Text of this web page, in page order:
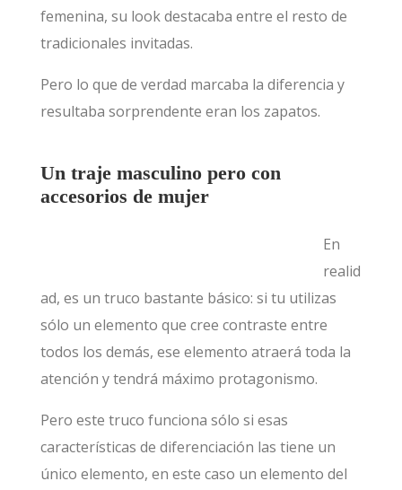
femenina, su look destacaba entre el resto de
tradicionales invitadas.
Pero lo que de verdad marcaba la diferencia y
resultaba sorprendente eran los zapatos.
Un traje masculino pero con
accesorios de mujer
En
realid
ad, es un truco bastante básico: si tu utilizas
sólo un elemento que cree contraste entre
todos los demás, ese elemento atraerá toda la
atención y tendrá máximo protagonismo.
Pero este truco funciona sólo si esas
características de diferenciación las tiene un
único elemento, en este caso un elemento del